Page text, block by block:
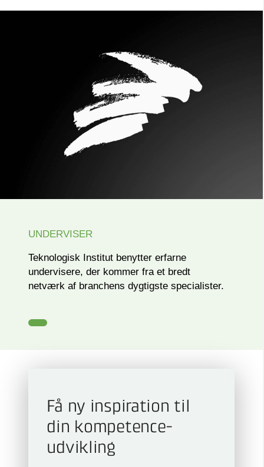
UNDERVISER
Teknologisk Institut benytter erfarne
undervisere, der kommer fra et bredt
netværk af branchens dygtigste specialister.
Få ny inspiration til
din kompetence­
udvikling